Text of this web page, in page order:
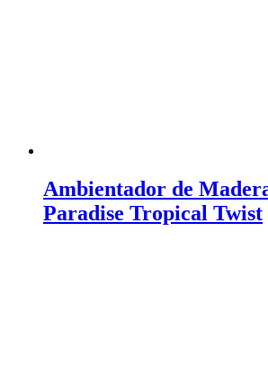
Ambientador de
Paradise Tropical Twist